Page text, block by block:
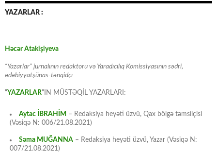
YAZARLAR :
Həcər Atakişiyeva
“Yazarlar” jurnalının redaktoru və Yaradıcılıq Komissiyasının sədri,
ədəbiyyatşünas-tənqidçı
“YAZARLAR“IN MÜSTƏQİL YAZARLARI:
Aytac İBRAHİM – Redaksiya heyəti üzvü, Qax bölgə təmsilçisi
(Vəsiqə N: 006/21.08.2021)
Səma MUĞANNA – Redaksiya heyəti üzvü, Yazar (Vəsiqə N:
007/21.08.2021)